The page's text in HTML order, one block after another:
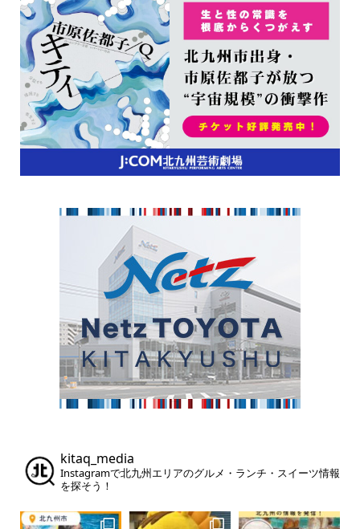
kitaq_media
Instagramで北九州エリアのグルメ・ランチ・スイーツ情報
を探そう！